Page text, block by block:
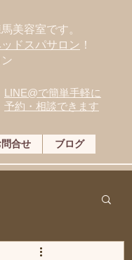
美容室です。
ドスパサロン ！
LINE@で簡単手軽に
予約・相談できます
合せ ブログ